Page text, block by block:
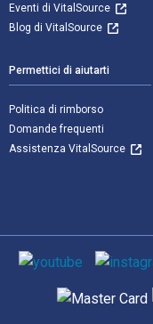
Eventi di VitalSource
Blog di VitalSource
Permettici di aiutarti
Politica di rimborso
Domande frequenti
Assistenza VitalSource
Mezzi sociali
Metodi di pagamento